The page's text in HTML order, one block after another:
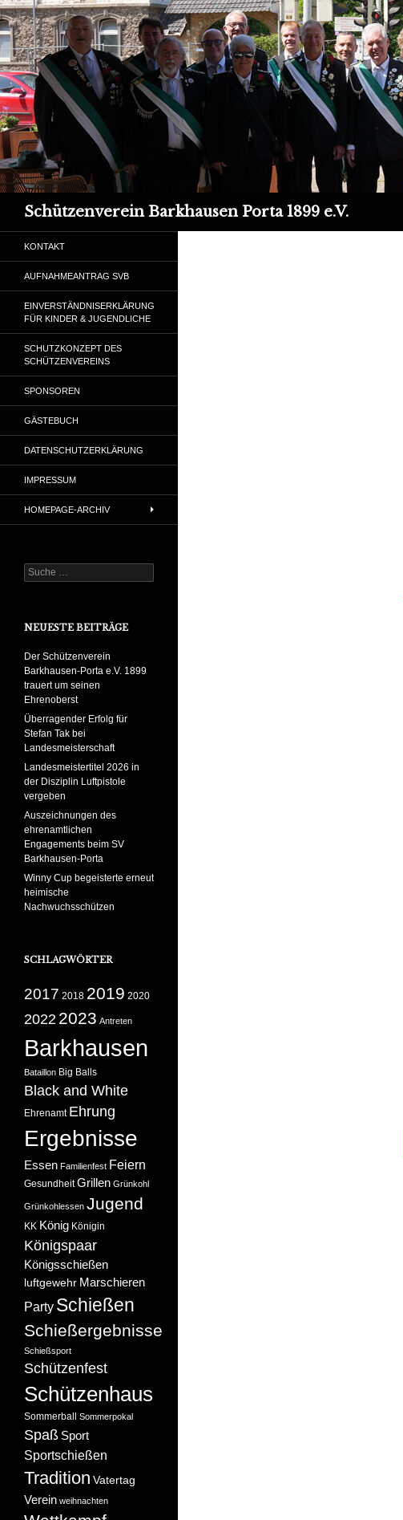
Schützenverein Barkhausen Porta 1899 e.V.
Suchen
KONTAKT
AUFNAHMEANTRAG SVB
EINVERSTÄNDNISERKLÄRUNG
FÜR KINDER & JUGENDLICHE
SCHUTZKONZEPT DES
SCHÜTZENVEREINS
SPONSOREN
GÄSTEBUCH
DATENSCHUTZERKLÄRUNG
IMPRESSUM
HOMEPAGE-ARCHIV
Suche
nach:
NEUESTE BEITRÄGE
Der Schützenverein
Barkhausen-Porta e.V. 1899
trauert um seinen
Ehrenoberst
Überragender Erfolg für
Stefan Tak bei
Landesmeisterschaft
Landesmeistertitel 2026 in
der Disziplin Luftpistole
vergeben
Auszeichnungen des
ehrenamtlichen
Engagements beim SV
Barkhausen-Porta
Winny Cup begeisterte erneut
heimische
Nachwuchsschützen
SCHLAGWÖRTER
2017 2018 2019 2020
2022 2023 Antreten
Barkhausen
Bataillon Big Balls
Black and White
Ehrenamt Ehrung
Ergebnisse
Essen Familienfest Feiern
Gesundheit Grillen Grünkohl
Grünkohlessen Jugend
KK König Königin
Königspaar
Königsschießen
luftgewehr Marschieren
Party Schießen
Schießergebnisse
Schießsport
Schützenfest
Schützenhaus
Sommerball Sommerpokal
Spaß Sport
Sportschießen
Tradition Vatertag
Verein weihnachten